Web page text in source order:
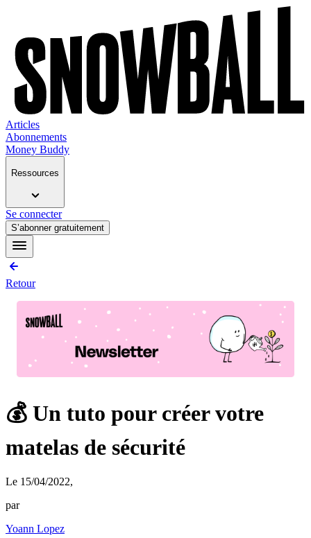
Articles
Abonnements
Money Buddy
Ressources
Se connecter
S’abonner gratuitement
Retour
💰 Un tuto pour créer votre
matelas de sécurité
Le 15/04/2022,
par
Yoann Lopez